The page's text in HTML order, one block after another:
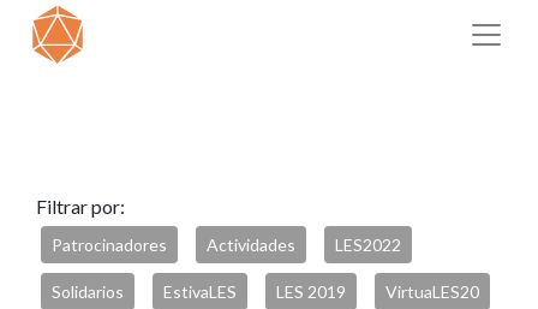
Filtrar por:
Patrocinadores Actividades LES2022
Solidarios EstivaLES LES 2019 VirtuaLES20